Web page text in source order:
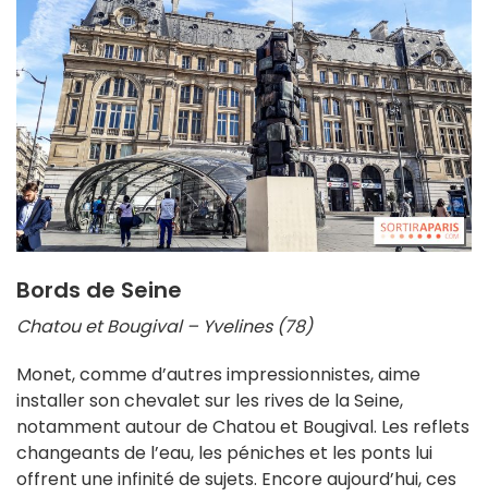
Bords de Seine
Chatou et Bougival – Yvelines (78)
Monet, comme d’autres impressionnistes, aime
installer son chevalet sur les rives de la Seine,
notamment autour de Chatou et Bougival. Les reflets
changeants de l’eau, les péniches et les ponts lui
offrent une infinité de sujets. Encore aujourd’hui, ces